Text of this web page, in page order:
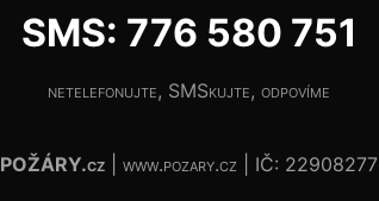
SMS: 776 580 751
netelefonujte, SMSkujte, odpovíme
POŽÁRY.cz | www.pozary.cz | IČ: 22908277